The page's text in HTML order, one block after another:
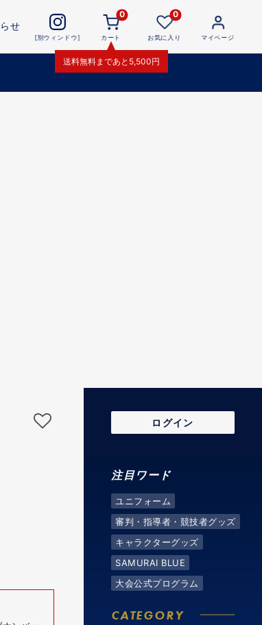
せ
[別ウィンドウ]
0
カート
送料無料まであと 5,500円
0
お気に入り マイページ
ログイン
注目ワード
ユニフォーム
審判・指導者・競技者グッズ
キャラクターグッズ
SAMURAI BLUE
大会公式プログラム
CATEGORY